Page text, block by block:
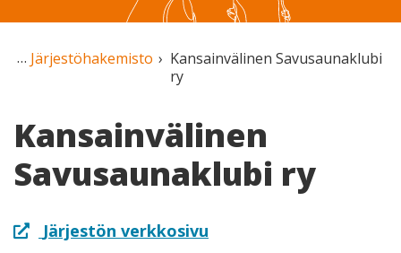
Järjestöhakemisto
Kansainvälinen Savusaunaklubi
ry
Kansainvälinen
Savusaunaklubi ry
Järjestön verkkosivu